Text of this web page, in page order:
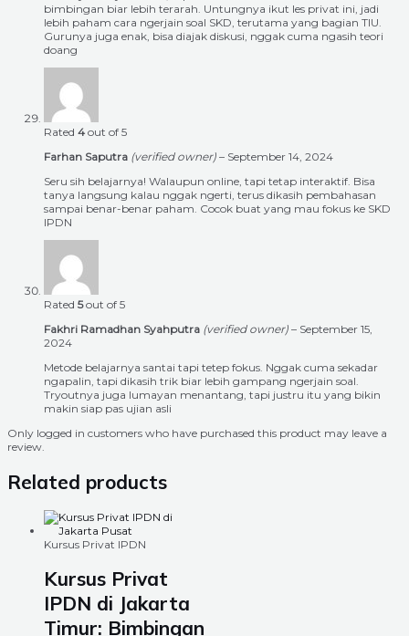
bimbingan biar lebih terarah. Untungnya ikut les privat ini, jadi
lebih paham cara ngerjain soal SKD, terutama yang bagian TIU.
Gurunya juga enak, bisa diajak diskusi, nggak cuma ngasih teori
doang
Rated 4 out of 5
Farhan Saputra (verified owner) – September 14, 2024
Seru sih belajarnya! Walaupun online, tapi tetap interaktif. Bisa
tanya langsung kalau nggak ngerti, terus dikasih pembahasan
sampai benar-benar paham. Cocok buat yang mau fokus ke SKD
IPDN
Rated 5out of 5
Fakhri Ramadhan Syahputra (verified owner) – September 15,
2024
Metode belajarnya santai tapi tetep fokus. Nggak cuma sekadar
ngapalin, tapi dikasih trik biar lebih gampang ngerjain soal.
Tryoutnya juga lumayan menantang, tapi justru itu yang bikin
makin siap pas ujian asli
Only logged in customers who have purchased this product may leave a
review.
Related products
Kursus Privat IPDN
Kursus Privat
IPDN di Jakarta
Timur: Bimbingan